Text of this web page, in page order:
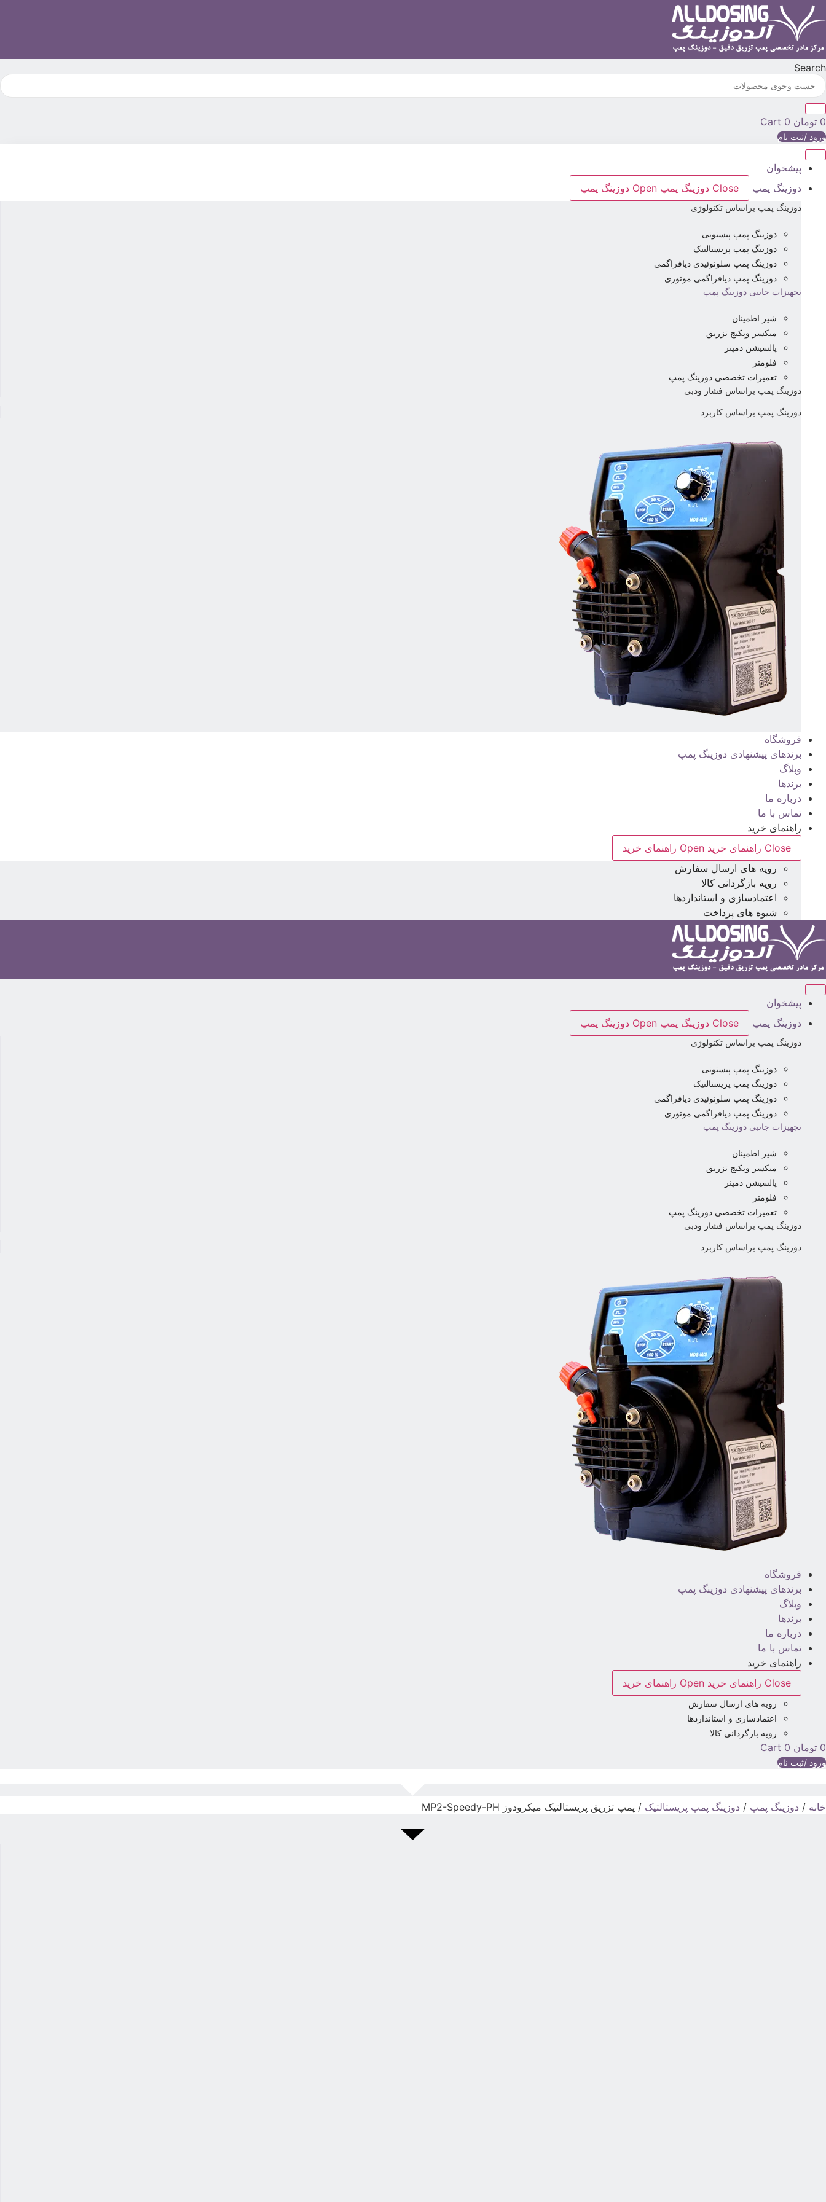
پرش
به
Search
0 تومان 0
Cart
ورود /ثبت نام
پیشخوان
دوزینگ پمپ
Close دوزینگ پمپ Open دوزینگ پمپ
دوزینگ پمپ براساس تکنولوژی
دوزینگ پمپ پیستونی
دوزینگ پمپ پریستالتیک
دوزینگ پمپ سلونوئیدی دیافراگمی
دوزینگ پمپ دیافراگمی موتوری
تجهیزات جانبی دوزینگ پمپ
شیر اطمینان
میکسر وپکیج تزریق
پالسیشن دمپنر
فلومتر
تعمیرات تخصصی دوزینگ پمپ
دوزینگ پمپ براساس فشار ودبی
دوزینگ پمپ براساس کاربرد
فروشگاه
برندهای پیشنهادی دوزینگ پمپ
وبلاگ
برندها
درباره ما
تماس با ما
راهنمای خرید
Close راهنمای خرید
Open راهنمای خرید
رویه های ارسال سفارش
رویه بازگردانی کالا
اعتمادسازی و استانداردها
شیوه های پرداخت
پیشخوان
دوزینگ پمپ
Close دوزینگ پمپ Open دوزینگ پمپ
دوزینگ پمپ براساس تکنولوژی
دوزینگ پمپ پیستونی
دوزینگ پمپ پریستالتیک
دوزینگ پمپ سلونوئیدی دیافراگمی
دوزینگ پمپ دیافراگمی موتوری
تجهیزات جانبی دوزینگ پمپ
شیر اطمینان
میکسر وپکیج تزریق
پالسیشن دمپنر
فلومتر
تعمیرات تخصصی دوزینگ پمپ
دوزینگ پمپ براساس فشار ودبی
دوزینگ پمپ براساس کاربرد
فروشگاه
برندهای پیشنهادی دوزینگ پمپ
وبلاگ
برندها
درباره ما
تماس با ما
راهنمای خرید
Close راهنمای خرید
Open راهنمای خرید
رویه های ارسال سفارش
اعتمادسازی و استانداردها
رویه بازگردانی کالا
0 تومان 0
Cart
ورود /ثبت نام
خانه / دوزینگ پمپ / دوزینگ پمپ پریستالتیک / پمپ تزریق پریستالتیک میکرودوز MP2-Speedy-PH